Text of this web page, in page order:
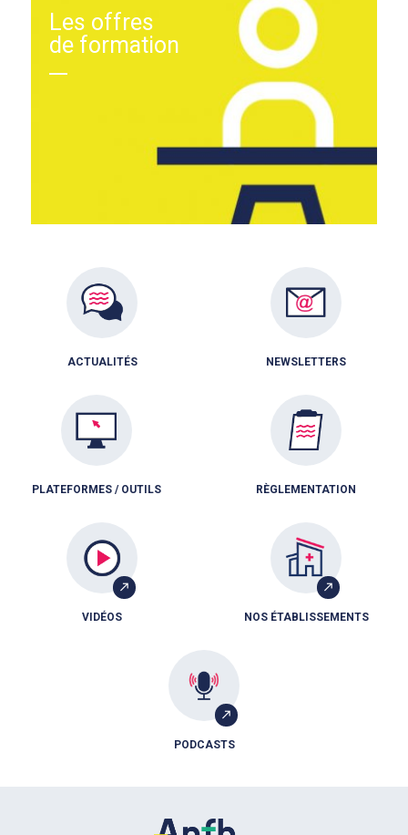
Les offres
de formation
ACTUALITÉS NEWSLETTERS
PLATEFORMES / OUTILS RÈGLEMENTATION
VIDÉOS NOS ÉTABLISSEMENTS
PODCASTS